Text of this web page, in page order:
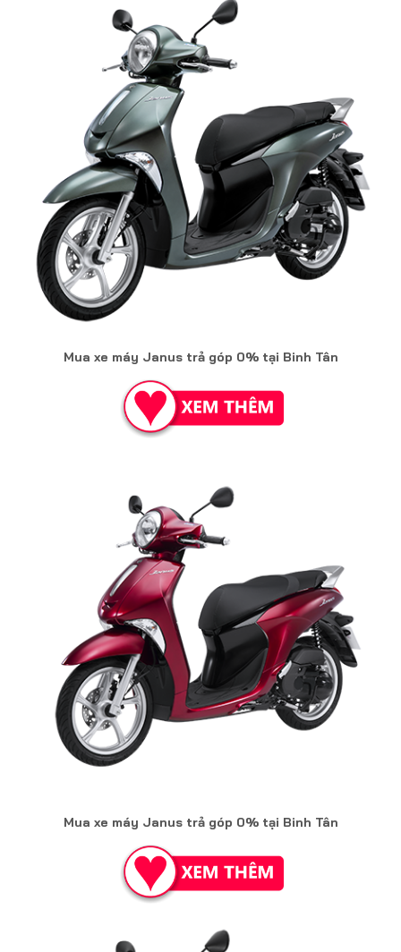
Mua xe máy Janus trả góp 0% tại Binh Tân
Mua xe máy Janus trả góp 0% tại Binh Tân